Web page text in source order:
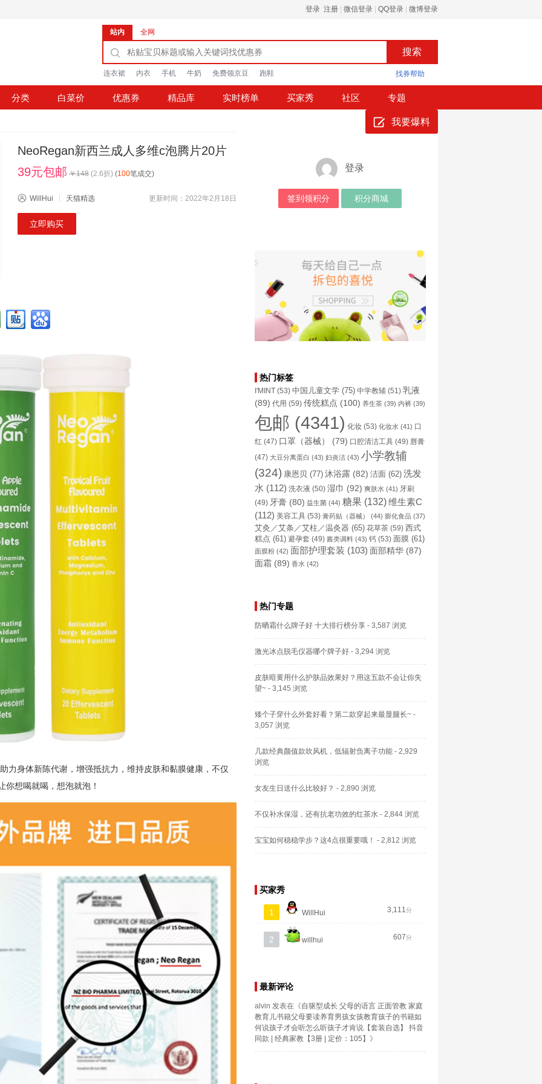
登录 注册 微信登录 QQ登录 微博登录
站内 全网
连衣裙 内衣 手机 牛奶 免费领京豆 跑鞋 找券帮助
分类 白菜价 优惠券 精品库 实时榜单 买家秀 社区 专题
我要爆料
NeoRegan新西兰成人多维c泡腾片20片
39元包邮 ￥148 (2.6折) (100笔成交)
WillHui 天猫精选 更新时间：2022年2月18日
立即购买
力身体新陈代谢，增强抵抗力，维持皮肤和黏膜健康，不仅
你想喝就喝，想泡就泡！
登录
签到领积分 积分商城
热门标签
I'MINT(53) 中国儿童文学(75) 中学教辅(51) 乳液
(89) 代用 (59) 传统糕点 (100) 养生茶(39) 内裤(39)
包邮 (4341) 化妆(53) 化妆水 (41) 口
红 (47) 口罩（器械） (79) 口腔清洁工具(49) 唇膏
(47) 大豆分离蛋白 (43) 妇炎洁(43) 小学教辅
(324) 康恩贝 (77) 沐浴露(82) 洁面 (62) 洗发
水 (112) 洗衣液 (50) 湿巾 (92) 爽肤水 (41) 牙刷
(49) 牙膏(80) 益生菌(44) 糖果(132)维生素C
(112) 美容工具(53) 膏药贴（器械） (44) 膨化食品(37)
艾灸／艾条／艾柱／温灸器 (65) 花草茶(59) 西式
糕点 (61) 避孕套 (49) 酱类调料(43) 钙(53) 面膜 (61)
面膜粉(42) 面部护理套装 (103) 面部精华(87)
面霜(89) 香水 (42)
热门专题
防晒霜什么牌子好 十大排行榜分享- 3,587 浏览
激光冰点脱毛仪器哪个牌子好- 3,294 浏览
皮肤暗黄用什么护肤品效果好？用这五款不会让你失
望~- 3,145 浏览
矮个子穿什么外套好看？第二款穿起来最显腿长~-
3,057 浏览
几款经典颜值款吹风机，低辐射负离子功能- 2,929
浏览
女友生日送什么比较好？ - 2,890 浏览
不仅补水保湿，还有抗老功效的红茶水- 2,844 浏览
宝宝如何稳稳学步？这4点很重要哦！ - 2,812 浏览
买家秀
1 WillHui 3,111分
2 willhui 607分
最新评论
alvin 发表在《自驱型成长 父母的语言 正面管教 家庭
教育儿书籍父母要读养育男孩女孩教育孩子的书籍如
何说孩子才会听怎么听孩子才肯说【套装自选】 抖音
同款 | 经典家教【3册 | 定价：105】 》